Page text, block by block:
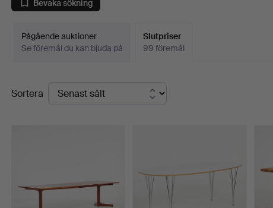
Bevaka sökning
Pågående auktioner
Se föremål du kan bjuda på
Slutpriser
99 föremål
Slutpriser
Sortera